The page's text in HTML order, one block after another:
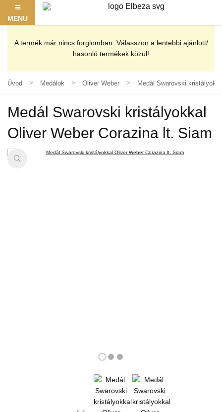
MENU
A termék már nincs forglomban. Válasszon a lentebbi ajánlott/
hasonló termékek közül!
Úvod Medálok Oliver Weber Medál Swarovski
Medál Swarovski kristályokkal
Oliver Weber Corazina lt. Siam